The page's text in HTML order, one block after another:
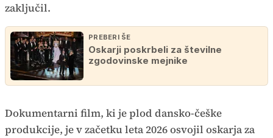
zaključil.
PREBERI ŠE
Oskarji poskrbeli za številne
zgodovinske mejnike
Dokumentarni film, ki je plod dansko-češke
produkcije, je v začetku leta 2026 osvojil oskarja za